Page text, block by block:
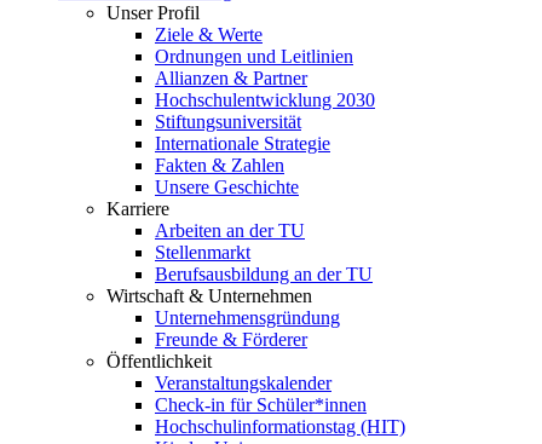
Unser Profil
Ziele & Werte
Ordnungen und Leitlinien
Allianzen & Partner
Hochschulentwicklung 2030
Stiftungsuniversität
Internationale Strategie
Fakten & Zahlen
Unsere Geschichte
Karriere
Arbeiten an der TU
Stellenmarkt
Berufsausbildung an der TU
Wirtschaft & Unternehmen
Unternehmensgründung
Freunde & Förderer
Öffentlichkeit
Veranstaltungskalender
Check-in für Schüler*innen
Hochschulinformationstag (HIT)